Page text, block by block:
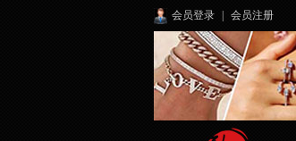
会员登录 会员注册